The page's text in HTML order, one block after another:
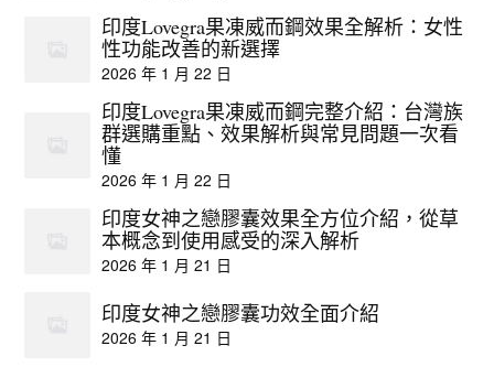
印度Lovegra果凍威而鋼效果全解析：女性
性功能改善的新選擇
2026 年 1 月 22 日
印度Lovegra果凍威而鋼完整介紹：台灣族
群選購重點、效果解析與常見問題一次看
懂
2026 年 1 月 22 日
印度女神之戀膠囊效果全方位介紹，從草
本概念到使用感受的深入解析
2026 年 1 月 21 日
印度女神之戀膠囊功效全面介紹
2026 年 1 月 21 日